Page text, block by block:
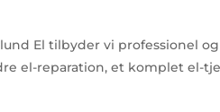
El tilbyder vi professionel
el-reparation, et komplet el-